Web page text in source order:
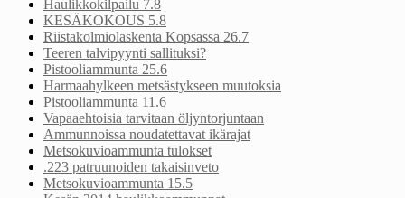
Haulikkokilpailu 7.8
KESÄKOKOUS 5.8
Riistakolmiolaskenta Kopsassa 26.7
Teeren talvipyynti sallituksi?
Pistooliammunta 25.6
Harmaahylkeen metsästykseen muutoksia
Pistooliammunta 11.6
Vapaaehtoisia tarvitaan öljyntorjuntaan
Ammunnoissa noudatettavat ikärajat
Metsokuvioammunta tulokset
.223 patruunoiden takaisinveto
Metsokuvioammunta 15.5